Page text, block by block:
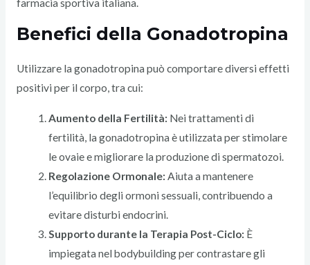
Benefici della Gonadotropina
Utilizzare la gonadotropina può comportare diversi effetti
positivi per il corpo, tra cui:
Aumento della Fertilità: Nei trattamenti di
fertilità, la gonadotropina è utilizzata per stimolare
le ovaie e migliorare la produzione di spermatozoi.
Regolazione Ormonale: Aiuta a mantenere
l’equilibrio degli ormoni sessuali, contribuendo a
evitare disturbi endocrini.
Supporto durante la Terapia Post-Ciclo: È
impiegata nel bodybuilding per contrastare gli